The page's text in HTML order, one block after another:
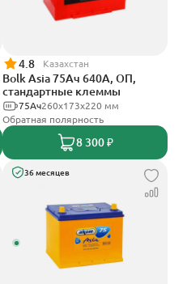
4.8 Казахстан
Bolk Asia 75Ач 640А, ОП,
стандартные клеммы
260x173x220 мм
75Ач
Обратная полярность
8 300 ₽
36 месяцев